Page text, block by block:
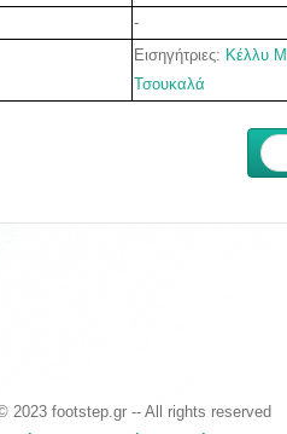
-
Εισηγήτριες: Κέλλυ
Τσουκαλά
2023 footstep.gr -- All rights reserved